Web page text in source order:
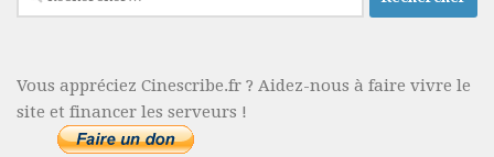
Vous appréciez Cinescribe.fr ? Aidez-nous à faire vivre le
site et financer les serveurs !